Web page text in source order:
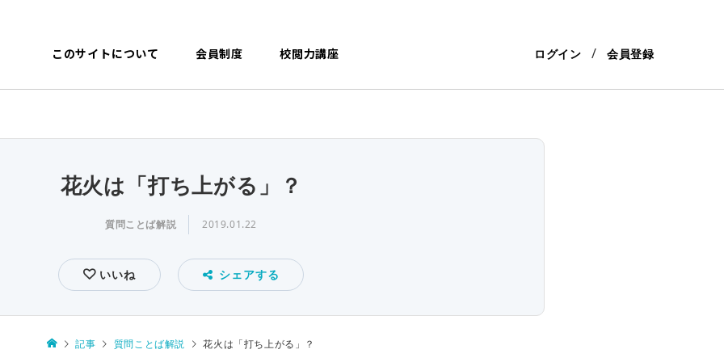
このサイトについて 会員制度 校閲力講座 ログイン 会員登録
花火は「打ち上がる」？
質問ことば解説 2019.01.22
いいね シェアする
記事 質問ことば解説 花火は「打ち上がる」？